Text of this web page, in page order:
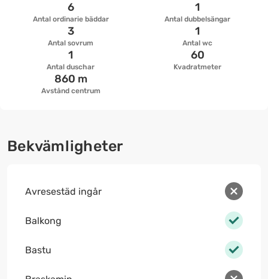
Antal ordinarie bäddar
6
Antal dubbelsängar
1
Antal sovrum
3
Antal wc
1
Antal duschar
1
Kvadratmeter
60
Avstånd centrum
860 m
Bekvämligheter
Avresestäd ingår
Balkong
Bastu